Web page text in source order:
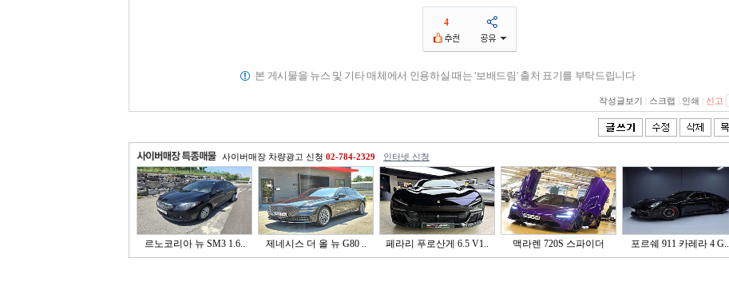
4
본 게시물을 뉴스 및 기타 매체에서 인용하실 때는 '보배드림' 출처 표기를 부탁드립니다
작성글보기 스크랩 인쇄 신고
사이버매장 차량광고 신청 02-784-2329 인터넷 신청
르노코리아 뉴 SM3 1.6.. 제네시스 더 올 뉴 G80 .. 페라리 푸로산게 6.5 V1.. 맥라렌 720S 스파이더 포르쉐 911 카레라 4 G..